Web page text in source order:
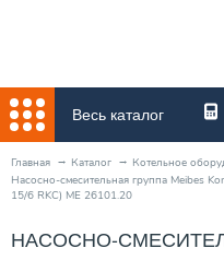
Весь каталог
Главная Каталог Котельное
Насосно-смесительная группа Meibes
15/6 RKC) ME 26101.20
НАСОСНО-